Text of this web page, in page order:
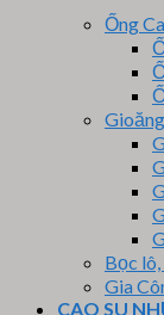
Ống
Bọc lô,
Gia
CAO SU